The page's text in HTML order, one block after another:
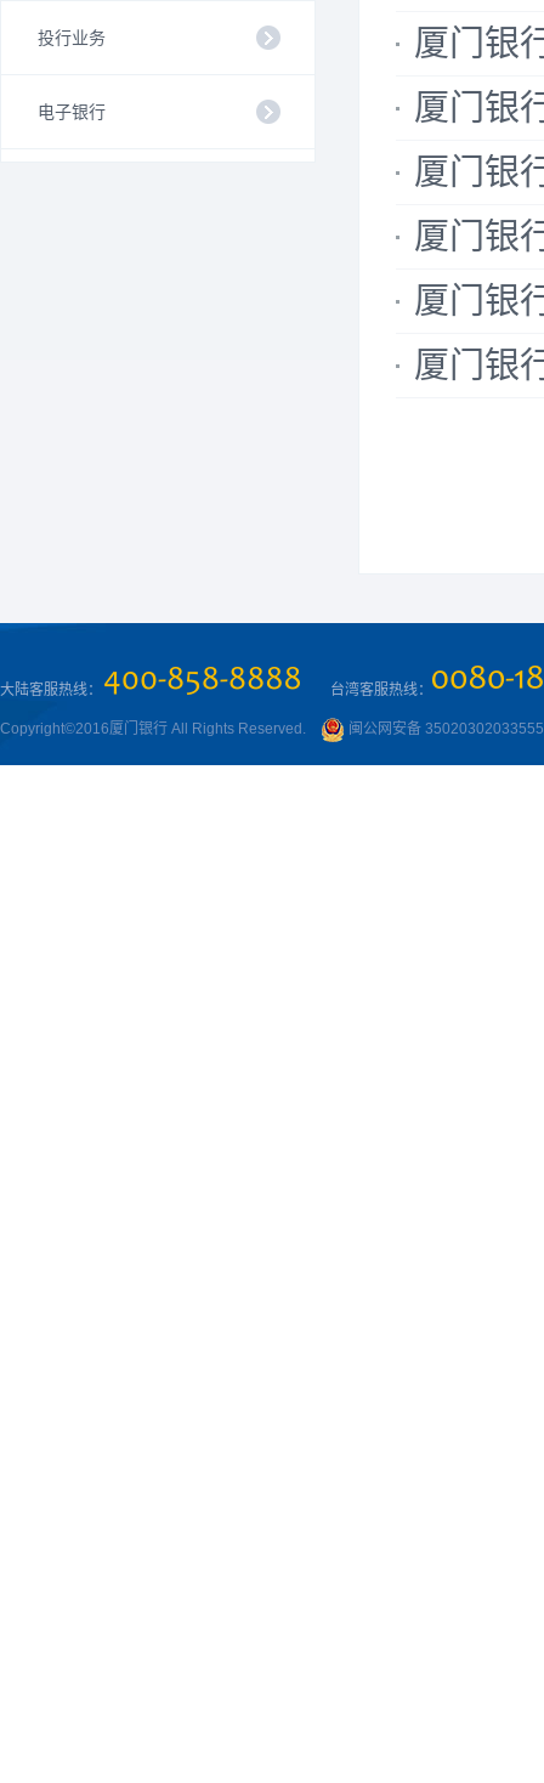
投行业务
电子银行
厦门银
厦门银
厦门银
厦门银
厦门银
厦门银
大陆客服热线： 台湾客服热线：
Copyright©2016厦门银行 All Rights Reserved. 闽公网安备